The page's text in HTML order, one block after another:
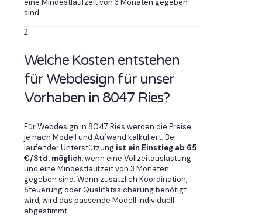
eine Mindestlaufzeit von 3 Monaten gegeben
sind.
2
Welche Kosten entstehen
für Webdesign für unser
Vorhaben in 8047 Ries?
Für Webdesign in 8047 Ries werden die Preise
je nach Modell und Aufwand kalkuliert. Bei
laufender Unterstützung ist ein Einstieg ab 65
€/Std. möglich, wenn eine Vollzeitauslastung
und eine Mindestlaufzeit von 3 Monaten
gegeben sind. Wenn zusätzlich Koordination,
Steuerung oder Qualitätssicherung benötigt
wird, wird das passende Modell individuell
abgestimmt.